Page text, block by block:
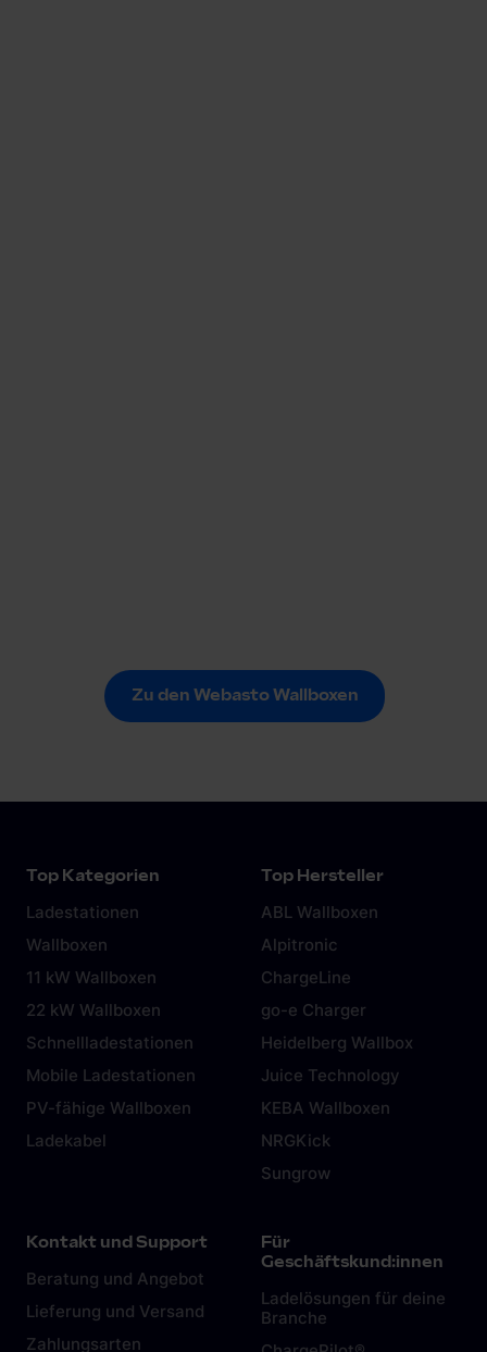
Zu den Webasto Wallboxen
Zu den Webasto Wallboxen
Top Kategorien
Ladestationen
Wallboxen
11 kW Wallboxen
22 kW Wallboxen
Schnellladestationen
Mobile Ladestationen
PV-fähige Wallboxen
Ladekabel
Top Hersteller
ABL Wallboxen
Alpitronic
ChargeLine
go-e Charger
Heidelberg Wallbox
Juice Technology
KEBA Wallboxen
NRGKick
Sungrow
Kontakt und Support
Beratung und Angebot
Lieferung und Versand
Zahlungsarten
Für
Geschäftskund:innen
Ladelösungen für deine
Branche